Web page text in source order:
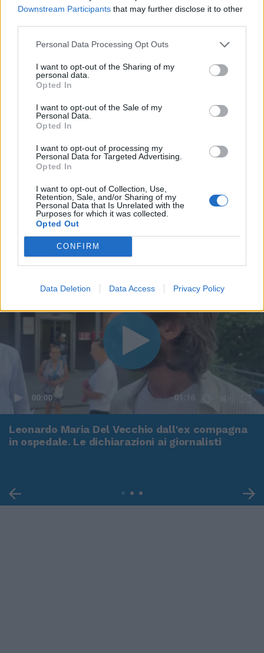
Downstream Participants that may further disclose it to other
Personal Data Processing Opt Outs
I want to opt-out of the Sharing of my
personal data.
Opted In
I want to opt-out of the Sale of my
Personal Data.
Opted In
I want to opt-out of processing my
Personal Data for Targeted Advertising.
Opted In
I want to opt-out of Collection, Use,
Retention, Sale, and/or Sharing of my
Personal Data that Is Unrelated with the
Purposes for which it was collected.
Opted Out
CONFIRM
Data Deletion Data Access Privacy Policy
00:00 01:16
Leonardo Maria Del Vecchio dall'ex compagna
in ospedale. Le dichiarazioni ai giornalisti